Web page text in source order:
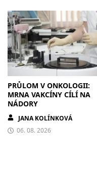
PRŮLOM V ONKOLOGII:
MRNA VAKCÍNY CÍLÍ NA
NÁDORY
JANA KOLÍNKOVÁ
06. 08. 2026